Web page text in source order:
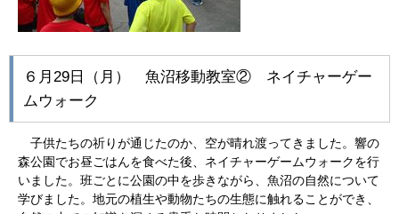
６月29日（月） 魚沼移動教室② ネイチャーゲー
ムウォーク
子供たちの祈りが通じたのか、空が晴れ渡ってきました。響の
森公園でお昼ごはんを食べた後、ネイチャーゲームウォークを行
いました。班ごとに公園の中を歩きながら、魚沼の自然について
学びました。地元の植生や動物たちの生態に触れることができ、